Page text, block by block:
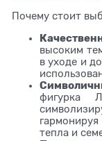
Почему стоит
высоким
в уходе и
фигурка
тепла и